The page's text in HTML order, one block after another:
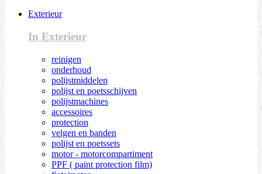
Exterieur
In Exterieur
reinigen
onderhoud
polijstmiddelen
polijst en poetsschijven
polijstmachines
accessoires
protection
velgen en banden
polijst en poetssets
motor - motorcompartiment
PPF ( paint protection film)